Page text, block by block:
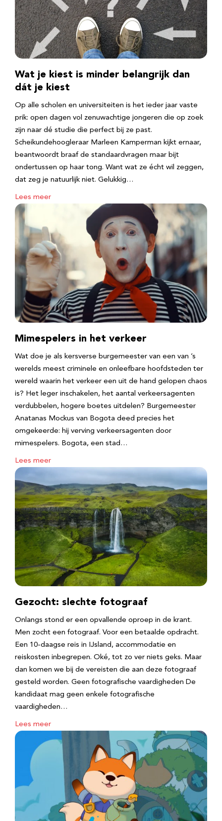
Wat je kiest is minder belangrijk dan
dát je kiest
Op alle scholen en universiteiten is het ieder jaar vaste
prik: open dagen vol zenuwachtige jongeren die op zoek
zijn naar dé studie die perfect bij ze past.
Scheikundehoogleraar Marleen Kamperman kijkt ernaar,
beantwoordt braaf de standaardvragen maar bijt
ondertussen op haar tong. Want wat ze écht wil zeggen,
dat zeg je natuurlijk niet. Gelukkig…
Lees meer
Mimespelers in het verkeer
Wat doe je als kersverse burgemeester van een van ’s
werelds meest criminele en onleefbare hoofdsteden ter
wereld waarin het verkeer een uit de hand gelopen chaos
is? Het leger inschakelen, het aantal verkeersagenten
verdubbelen, hogere boetes uitdelen? Burgemeester
Anatanas Mockus van Bogota deed precies het
omgekeerde: hij verving verkeersagenten door
mimespelers. Bogota, een stad…
Lees meer
Gezocht: slechte fotograaf
Onlangs stond er een opvallende oproep in de krant.
Men zocht een fotograaf. Voor een betaalde opdracht.
Een 10-daagse reis in IJsland, accommodatie en
reiskosten inbegrepen. Oké, tot zo ver niets geks. Maar
dan komen we bij de vereisten die aan deze fotograaf
gesteld worden. Geen fotografische vaardigheden De
kandidaat mag geen enkele fotografische
vaardigheden…
Lees meer